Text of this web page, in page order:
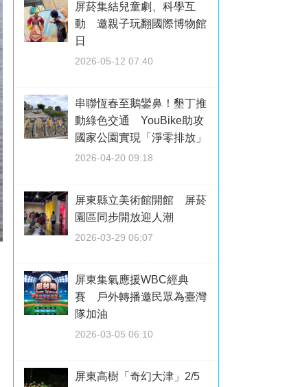
屏菸集結兒童劇、科學互
動 邀親子玩翻國際博物館
日
2026-05-12 07:40
串聯恆春至鵝鑾鼻！墾丁推
動綠色交通 YouBike助攻
國家公園實現「淨零排放」
2026-04-20 09:18
屏東縣立美術館開館 屏菸
園區同步開放迎人潮
2026-03-29 06:07
屏東集氣應援WBC經典
賽 戶外轉播邀民眾為臺灣
隊加油
2026-03-05 06:10
屏東高樹「奇幻大津」2/5